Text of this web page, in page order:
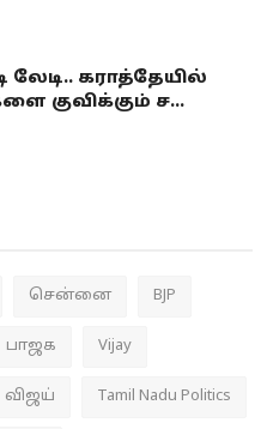
லேடி.. கராத்தேயில்
குவிக்கும் ச...
சென்னை BJP
பாஜக Vijay
விஜய் Tamil Nadu Politics